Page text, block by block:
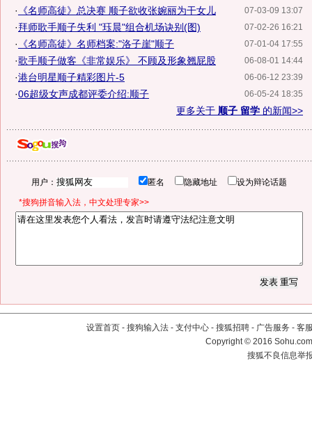
07-03-09 13:07
· 《名师高徒》总决赛 顺子欲收张婉丽为干女儿
07-02-26 16:21
·拜师歌手顺子失利 "珏晨"组合机场诀别(图)
07-01-04 17:55
· 《名师高徒》名师档案:"洛子崖"顺子
06-08-01 14:44
·歌手顺子做客《非常娱乐》 不顾及形象翘屁股
06-06-12 23:39
·港台明星顺子精彩图片-5
06-05-24 18:35
·06超级女声成都评委介绍:顺子
更多关于 顺子 留学 的新闻>>
用户： 匿名 隐藏地址 设为辩论话题
*搜狗拼音输入法，中文处理专家>>
设置首页 - 搜狗输入法 - 支付中心 - 搜狐招聘 - 广告服务 - 客
Copyright©2016
搜狐不良信息举